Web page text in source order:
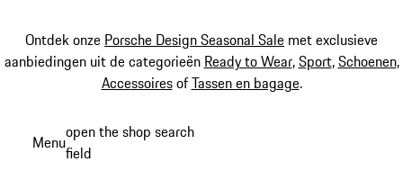
Ontdek onze Porsche Design Seasonal Sale met exclusieve
aanbiedingen uit de categorieën Ready to Wear,Sport,Schoenen,
AccessoiresofTassen en bagage.
Menuopen the shop search
field